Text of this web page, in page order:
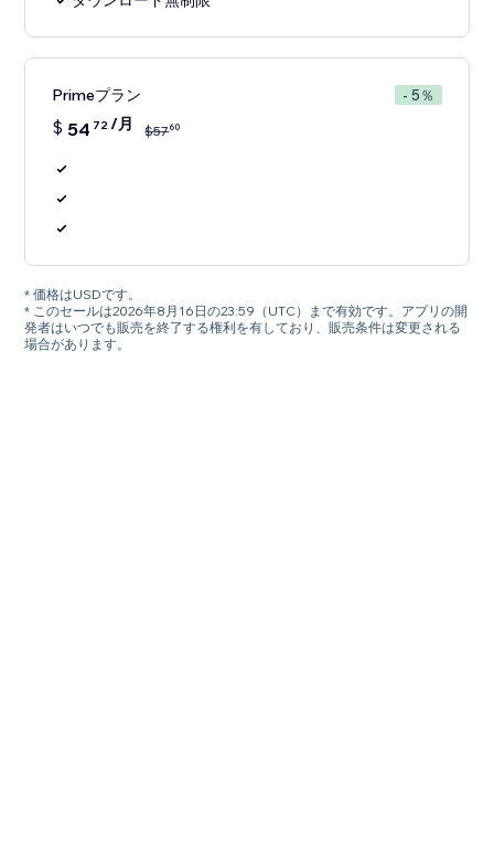
Primeプラン - 5％
$ 54 72/月 $5760
* 価格はUSDです。
* このセールは2026年8月16日の23:59（UTC）まで有効です。アプリの開
発者はいつでも販売を終了する権利を有しており、販売条件は変更される
場合があります。